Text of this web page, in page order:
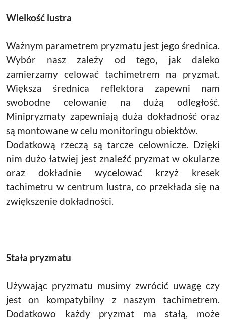
Wielkość lustra
Ważnym parametrem pryzmatu jest jego średnica.
Wybór nasz zależy od tego, jak daleko
zamierzamy celować tachimetrem na pryzmat.
Większa średnica reflektora zapewni nam
swobodne celowanie na dużą odległość.
Minipryzmaty zapewniają duża dokładność oraz
są montowane w celu monitoringu obiektów.
Dodatkową rzeczą są tarcze celownicze. Dzięki
nim dużo łatwiej jest znaleźć pryzmat w okularze
oraz dokładnie wycelować krzyż kresek
tachimetru w centrum lustra, co przekłada się na
zwiększenie dokładności.
Stała pryzmatu
Używając pryzmatu musimy zwrócić uwagę czy
jest on kompatybilny z naszym tachimetrem.
Dodatkowo każdy pryzmat ma stałą, może